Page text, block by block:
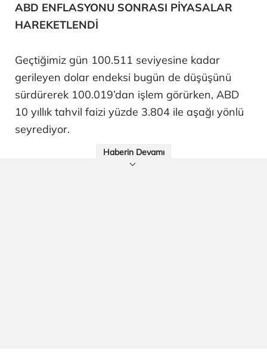
ABD ENFLASYONU SONRASI PİYASALAR
HAREKETLENDİ
Geçtiğimiz gün 100.511 seviyesine kadar
gerileyen dolar endeksi bugün de düşüşünü
sürdürerek 100.019’dan işlem görürken, ABD
10 yıllık tahvil faizi yüzde 3.804 ile aşağı yönlü
seyrediyor.
Haberin Devamı